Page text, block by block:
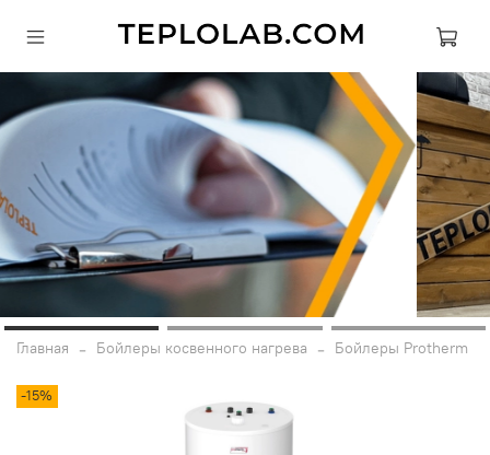
Главная Бойлеры косвенного нагрева Бойлеры Protherm
-15%